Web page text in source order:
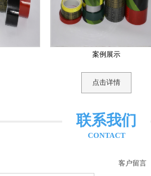
案例展示
点击详情
联系我们
CONTACT
客户留言